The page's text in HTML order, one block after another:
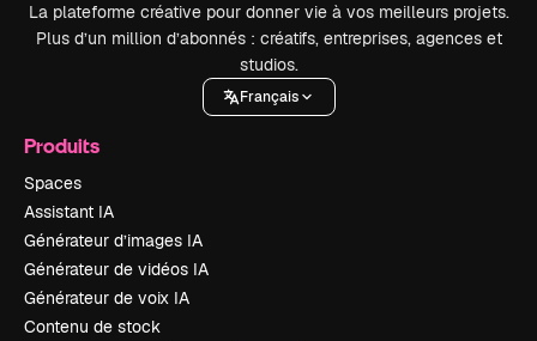
La plateforme créative pour donner vie à vos meilleurs projets.
Plus d’un million d’abonnés : créatifs, entreprises, agences et
studios.
Français
Produits
Spaces
Assistant IA
Générateur d’images IA
Générateur de vidéos IA
Générateur de voix IA
Contenu de stock